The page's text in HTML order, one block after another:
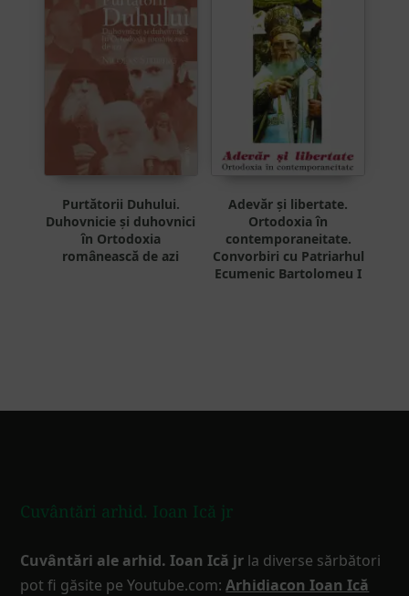
Purtătorii Duhului.
Duhovnicie și duhovnici
în Ortodoxia
românească de azi
Adevăr și libertate.
Ortodoxia în
contemporaneitate.
Convorbiri cu Patriarhul
Ecumenic Bartolomeu I
Cuvântări arhid. Ioan Ică jr
Cuvântări ale arhid. Ioan Ică jr la diverse sărbători
pot fi găsite pe Youtube.com:Arhidiacon Ioan Ică